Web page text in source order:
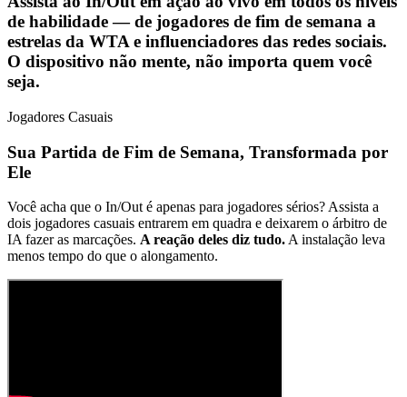
de habilidade — de jogadores de fim de semana a
estrelas da WTA e influenciadores das redes sociais.
O dispositivo não mente, não importa quem você
seja.
Jogadores Casuais
Sua Partida de Fim de Semana, Transformada por
Ele
Você acha que o In/Out é apenas para jogadores sérios? Assista a
dois jogadores casuais entrarem em quadra e deixarem o árbitro de
IA fazer as marcações. A reação deles diz tudo. A instalação leva
menos tempo do que o alongamento.